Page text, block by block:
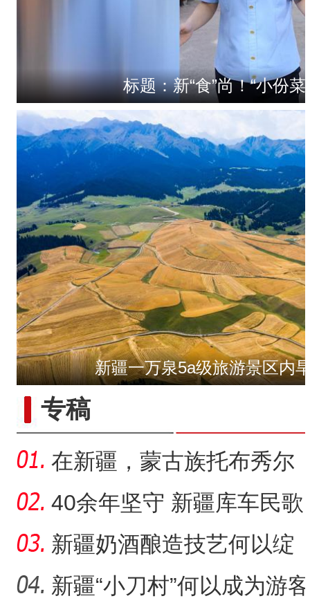
标题：新“食”尚！“小份
“五一”假期，开都河天鹅
新疆一万泉5a级旅游景区内
专稿
在新疆，蒙古族托布秀尔
音乐何以传承不息？
40余年坚守 新疆库车民歌
传承人用歌声展现非遗魅
力
新疆奶酒酿造技艺何以绽
放光彩？
新疆“小刀村”何以成为游客